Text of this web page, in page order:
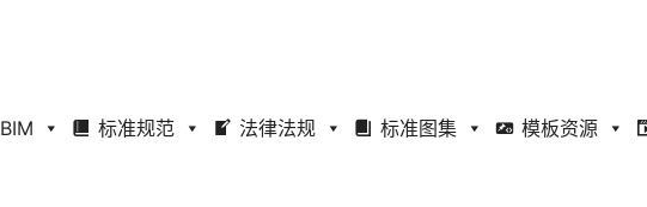
BIM 标准规范 法律法规 标准图集 模板资源